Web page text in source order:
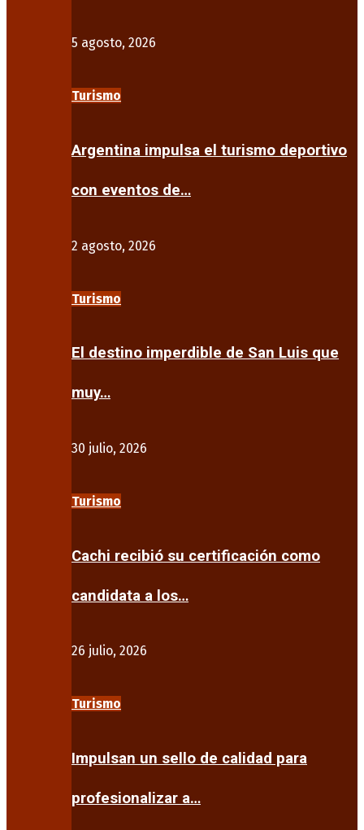
5 agosto, 2026
Turismo
Argentina impulsa el turismo deportivo
con eventos de…
2 agosto, 2026
Turismo
El destino imperdible de San Luis que
muy…
30 julio, 2026
Turismo
Cachi recibió su certificación como
candidata a los…
26 julio, 2026
Turismo
Impulsan un sello de calidad para
profesionalizar a…